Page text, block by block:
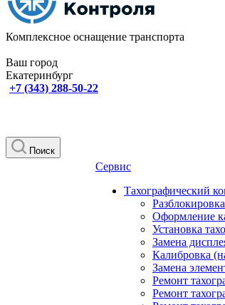
Комплексное оснащение транспорта
Ваш город
Екатеринбург
+7 (343) 288-50-22
Поиск
Сервис
Тахографический
Оформление
Установка
Замена
Калибровка
Замена
Ремонт
Ремонт